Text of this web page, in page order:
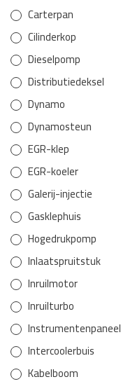
Carterpan
Cilinderkop
Dieselpomp
Distributiedeksel
Dynamo
Dynamosteun
EGR-klep
EGR-koeler
Galerij-injectie
Gasklephuis
Hogedrukpomp
Inlaatspruitstuk
Inruilmotor
Inruilturbo
Instrumentenpaneel
Intercoolerbuis
Kabelboom